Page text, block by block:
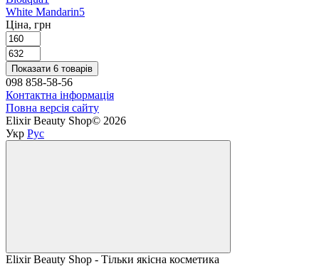
White Mandarin5
Ціна, грн
Показати 6 товарів
098 858-58-56
Контактна інформація
Повна версія сайту
Elixir Beauty Shop© 2026
Укр Рус
Elixir Beauty Shop - Тільки якісна косметика